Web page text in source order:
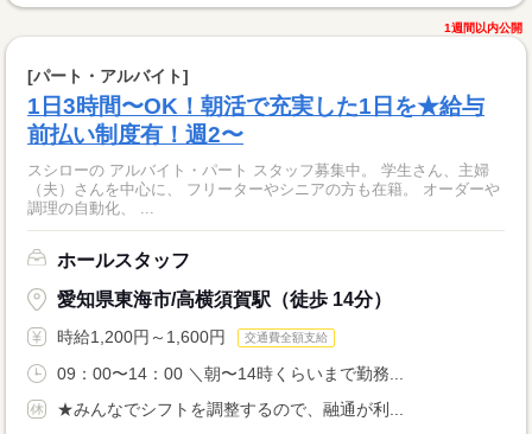
1週間以内公開
[パート・アルバイト]
1日3時間〜OK！朝活で充実した1日を★給与
前払い制度有！週2〜
スシローの アルバイト・パート スタッフ募集中。 学生さん、主婦
（夫）さんを中心に、 フリーターやシニアの方も在籍。 オーダーや
調理の自動化、 ...
ホールスタッフ
愛知県東海市/高横須賀駅（徒歩 14分）
時給1,200円～1,600円 交通費全額支給
09：00〜14：00 ＼朝〜14時くらいまで勤務...
★みんなでシフトを調整するので、融通が利...